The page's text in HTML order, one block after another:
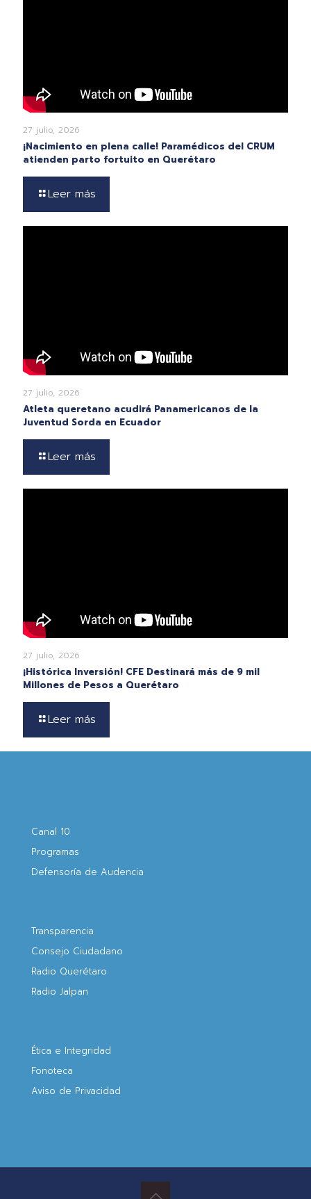
27 julio, 2026
¡Nacimiento en plena calle! Paramédicos del CRUM
atienden parto fortuito en Querétaro
Leer más
27 julio, 2026
Atleta queretano acudirá Panamericanos de la
Juventud Sorda en Ecuador
Leer más
27 julio, 2026
¡Histórica Inversión! CFE Destinará más de 9 mil
Millones de Pesos a Querétaro
Leer más
Canal 10
Programas
Defensoría de Audencia
Transparencia
Consejo Ciudadano
Radio Querétaro
Radio Jalpan
Ética e Integridad
Fonoteca
Aviso de Privacidad